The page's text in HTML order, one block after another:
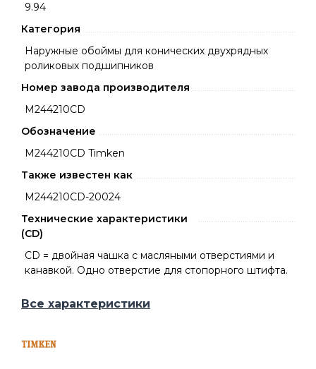
9.94
Категория
Наружные обоймы для конических двухрядных
роликовых подшипников
Номер завода производителя
M244210CD
Обозначение
M244210CD Timken
Также известен как
M244210CD-20024
Технические характеристики
(CD)
CD = двойная чашка с масляными отверстиями и
канавкой. Одно отверстие для стопорного штифта.
Все характеристики